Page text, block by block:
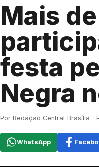
Mais
festa
Negra
Por Redação Central Brasília
WhatsApp